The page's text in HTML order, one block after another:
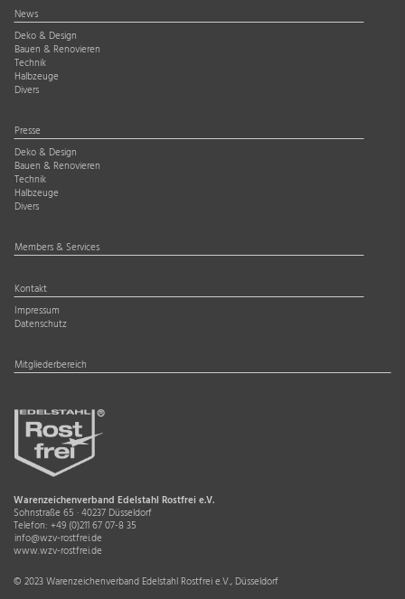
News
Deko & Design
Bauen & Renovieren
Technik
Halbzeuge
Divers
Presse
Deko & Design
Bauen & Renovieren
Technik
Halbzeuge
Divers
Members & Services
Kontakt
Impressum
Datenschutz
Mitgliederbereich
Warenzeichenverband Edelstahl Rostfrei e.V.
Sohnstraße 65 · 40237 Düsseldorf
Telefon: +49 (0)211 67 07-8 35
info@wzv-rostfrei.de
www.wzv-rostfrei.de
© 2023 Warenzeichenverband Edelstahl Rostfrei e.V., Düsseldorf